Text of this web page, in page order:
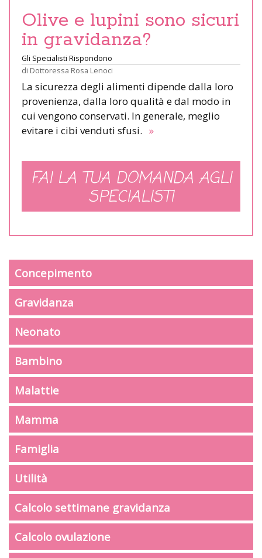
Olive e lupini sono sicuri
in gravidanza?
Gli Specialisti Rispondono
di Dottoressa Rosa Lenoci
La sicurezza degli alimenti dipende dalla loro
provenienza, dalla loro qualità e dal modo in
cui vengono conservati. In generale, meglio
evitare i cibi venduti sfusi. »
FAI LA TUA DOMANDA AGLI
SPECIALISTI
Concepimento
Gravidanza
Neonato
Bambino
Malattie
Mamma
Famiglia
Utilità
Calcolo settimane gravidanza
Calcolo ovulazione